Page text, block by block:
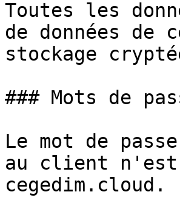
Toutes les
de données de
stockage
### Mots de
Le mot de
au client n'est
cegedim.cloud.